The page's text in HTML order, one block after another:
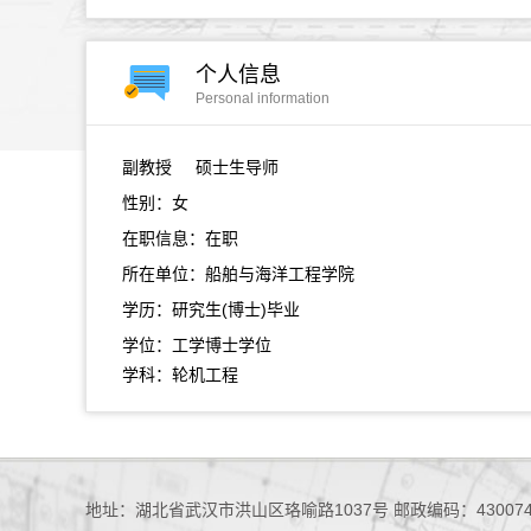
个人信息
Personal information
副教授
硕士生导师
性别：女
在职信息：在职
所在单位：船舶与海洋工程学院
学历：研究生(博士)毕业
学位：工学博士学位
学科：轮机工程
地址：湖北省武汉市洪山区珞喻路1037号 邮政编码：